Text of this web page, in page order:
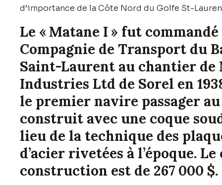
d’importance de la Côte Nord du Golfe St-
Le « Matane I » fut
Compagnie de Transport du
Saint-Laurent au chantier de
Industries Ltd de Sorel en
le premier navire passager
construit avec une coque
lieu de la technique des
d’acier rivetées à l’époque.
construction est de 267 000 $.